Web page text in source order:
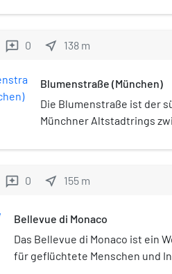
1918 wurde es mit dem
zusammengeführt; Letzteres
wurde ein später
errichtet, das inzwischen zur
Seven umgebaut wurde.
reviews 0 near_me 138 m
Blumenstraße (München)
Die Blumenstraße ist der
Münchner Altstadtrings
reviews 0 near_me 155 m
Bellevue di Monaco
Das Bellevue di Monaco ist ein
für geflüchtete Menschen und